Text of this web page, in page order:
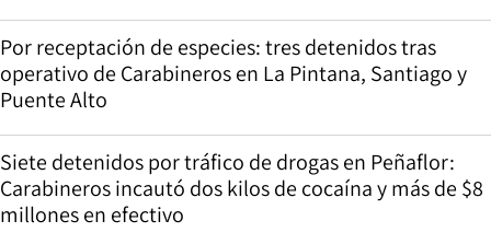
Por receptación de especies: tres detenidos tras
operativo de Carabineros en La Pintana, Santiago y
Puente Alto
Siete detenidos por tráfico de drogas en Peñaflor:
Carabineros incautó dos kilos de cocaína y más de $8
millones en efectivo